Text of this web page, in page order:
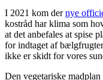
I 2021 kom dernye
kostråd har klima som
at det anbefales at spise
for indtaget af
ikke er skidt for vores
Den vegetariske